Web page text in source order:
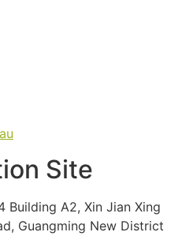
Site
Building A2, Xin Jian Xing
Guangming New District